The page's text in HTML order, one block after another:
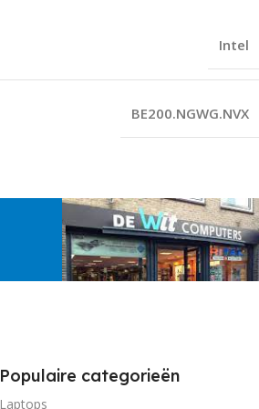
Intel
BE200.NGWG.NVX
Populaire categorieën
Laptops